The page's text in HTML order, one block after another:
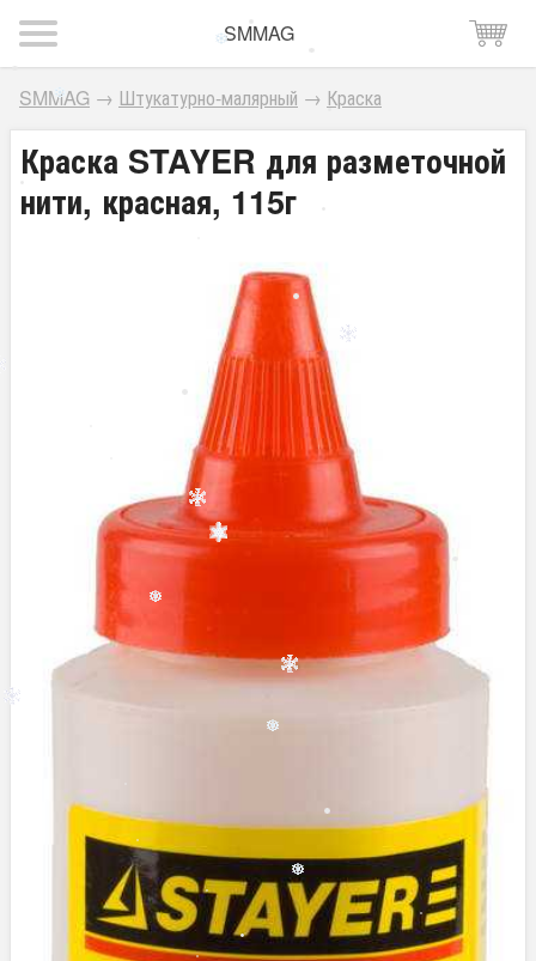
SMMAG
SMMAG → Штукатурно-малярный → Краска
Краска STAYER для разметочной
нити, красная, 115г